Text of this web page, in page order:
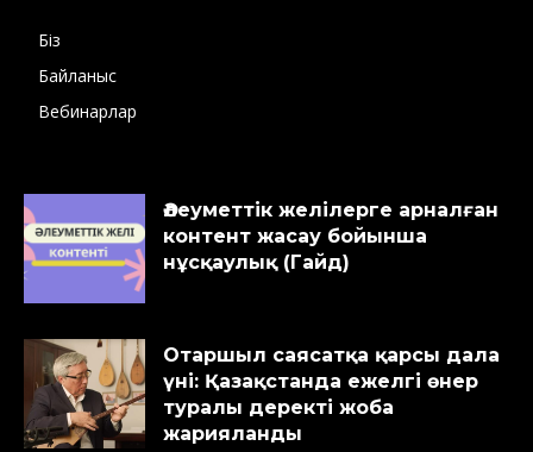
Біз
Байланыс
Вебинарлар
Әлеуметтік желілерге арналған
контент жасау бойынша
нұсқаулық (Гайд)
Отаршыл саясатқа қарсы дала
үні: Қазақстанда ежелгі өнер
туралы деректі жоба
жарияланды